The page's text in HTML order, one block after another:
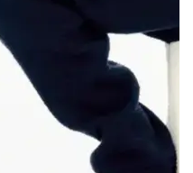
Хера из Ямайки,
Морган, гавайская
Эмма Маккеон и
Эмура. Все они примут
и Паралимпийских
присоединится
скейтбордистка Луиз-
Сара Бальзер и